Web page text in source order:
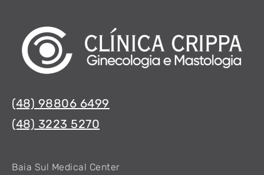
(48) 98806 6499
(48) 3223 5270
Baia Sul Medical Center